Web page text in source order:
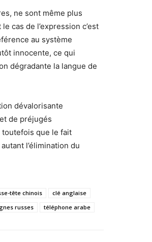
ne sont même plus
cas de l’expression c’est
au système
innocente, ce qui
dégradante la langue de
dévalorisante
de préjugés
que le fait
l’élimination du
tête chinois
clé anglaise
russes téléphone arabe